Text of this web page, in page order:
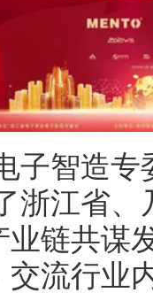
子智造
浙江省
链共谋
流行业